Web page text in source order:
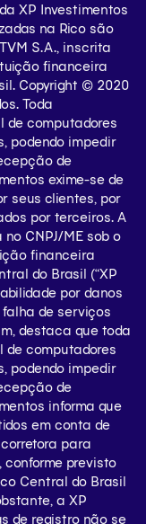
Sinais) para os
XP Investimentos
na Rico são
S.A., inscrita
financeira
Copyright © 2020
Toda
de computadores
podendo impedir
de
exime-se de
seus clientes, por
por terceiros. A
CNPJ/ME sob o
financeira
do Brasil (“XP
por danos
de serviços
destaca que toda
computadores
podendo impedir
de
informa que
em conta de
para
previsto
Central do Brasil
a XP
de registro não se